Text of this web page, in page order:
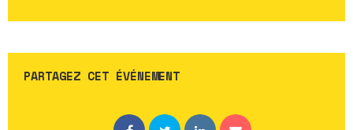
PARTAGEZ CET ÉVÉNEMENT